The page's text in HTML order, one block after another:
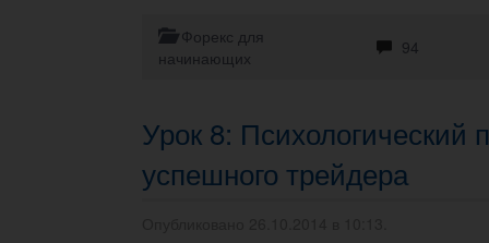
Форекс для
начинающих
94
Урок 8: Психологический
успешного трейдера